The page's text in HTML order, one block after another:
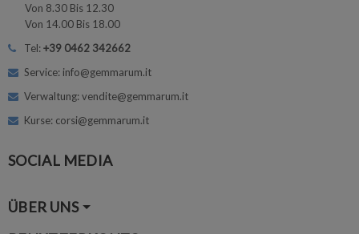
Von 8.30 Bis 12.30
Von 14.00 Bis 18.00
Tel:+39 0462 342662
Service: info@gemmarum.it
Verwaltung: vendite@gemmarum.it
Kurse: corsi@gemmarum.it
SOCIAL MEDIA
ÜBER UNS